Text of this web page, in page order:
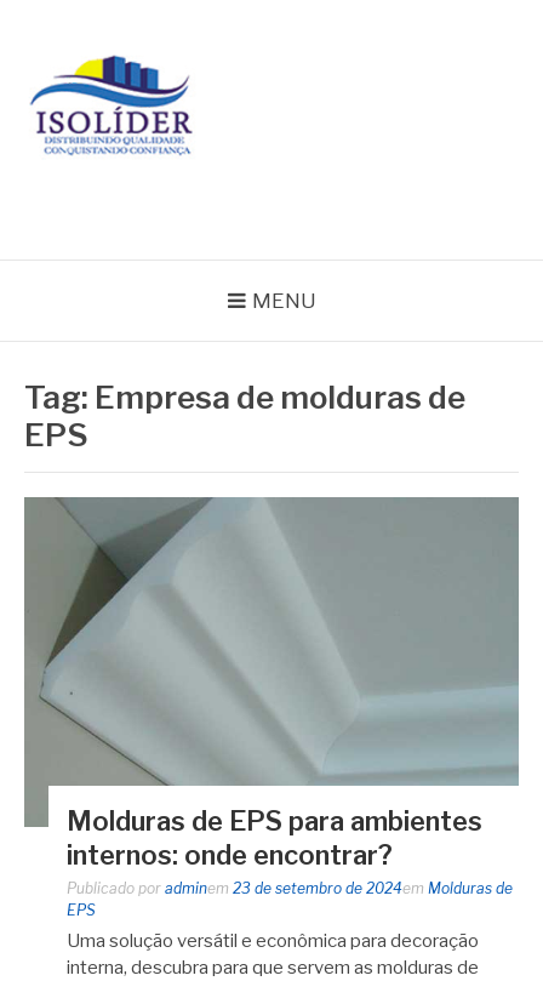
conteúdo
MENU
Tag: Empresa de molduras de
EPS
Molduras de EPS para ambientes
internos: onde encontrar?
Publicado por adminem 23 de setembro de 2024em Molduras de
EPS
Uma solução versátil e econômica para decoração
interna, descubra para que servem as molduras de